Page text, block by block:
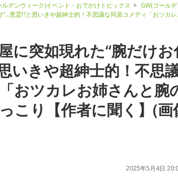
ルデンウィーク)イベント・おでかけトピックス
GW(ゴール
”…悪霊!?と思いきや超紳士的！不思議な同居コメディ「おツカ
に突如現れた“腕だけお
いきや超紳士的！不思
おツカレお姉さんと腕
こり【作者に聞く】(画
2025年5月4日